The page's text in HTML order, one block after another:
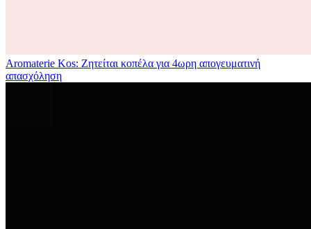
Aromaterie Kos: Ζητείται κοπέλα για 4ωρη απογευματινή
απασχόληση